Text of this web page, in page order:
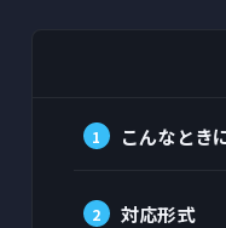
こんなとき
対応形式